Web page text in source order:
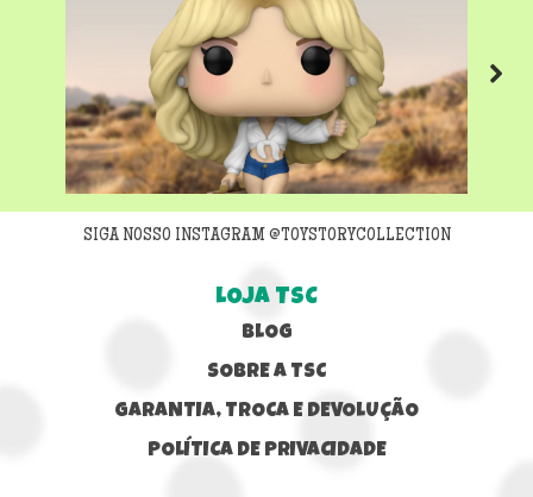
Next
SIGA NOSSO INSTAGRAM @TOYSTORYCOLLECTION
LOJA TSC
BLOG
SOBRE A TSC
GARANTIA, TROCA E DEVOLUÇÃO
POLÍTICA DE PRIVACIDADE